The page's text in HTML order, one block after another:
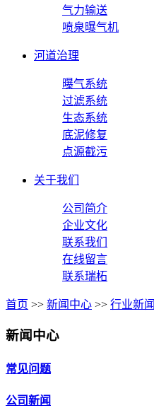
气力输送
喷泉曝气机
河道治理
曝气系统
过滤系统
生态系统
底泥修复
点源截污
关于我们
公司简介
企业文化
联系我们
在线留言
联系瑞柘
首页 >> 新闻中心 >> 行业新闻
新闻中心
常见问题
公司新闻